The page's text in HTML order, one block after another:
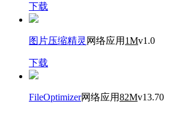
下载
图片压缩精灵 网络应用 1Mv1.0
下载
FileOptimizer网络应用82Mv13.70